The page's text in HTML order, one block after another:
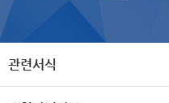
관련서식